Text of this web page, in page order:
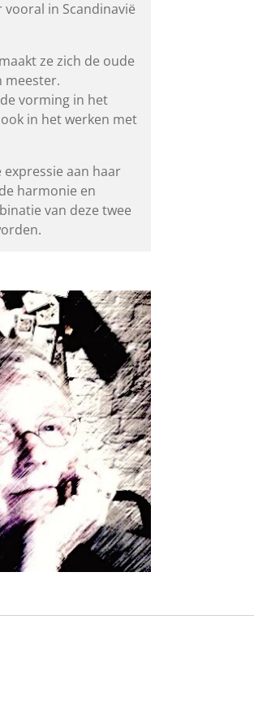
in Scandinavië
ze zich de oude
meester.
vorming in het
in het werken met
expressie aan haar
harmonie en
van deze twee